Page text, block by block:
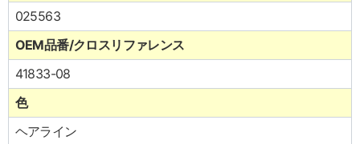
025563
OEM品番/クロスリファレンス
41833-08
色
ヘアライン